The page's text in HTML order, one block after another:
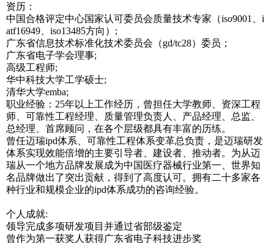
资历：
中国合格评定中心国家认可委员会质量技术专家（iso9001、i
atf16949、iso13485方向）;
广东省信息技术标准化技术委员会（gd/tc28）委员；
广东省电子学会理事;
高级工程师;
华中科技大学工学硕士;
清华大学emba;
职业经验：25年以上工作经历，曾担任大学教师、资深工程
师、可靠性工程经理、质量管理负责人、产品经理、总监、
总经理、首席顾问，在各个层级都具有丰富的历练。
曾任迈瑞ipd体系、可靠性工程体系变革总负责，是迈瑞研发
体系实现效能倍增的主要引导者、建设者、推动者。为从迈
瑞从一个地方品牌发展成为中国医疗器械行业第一、世界知
名品牌做出了突出贡献，得到了高度认可。拥有二十多家各
种行业和规模企业的ipd体系成功的咨询经验。
个人成就:
领导完成多项研发项目并通过省部级鉴定
曾作为第一获奖人获得广东省电子科技进步奖